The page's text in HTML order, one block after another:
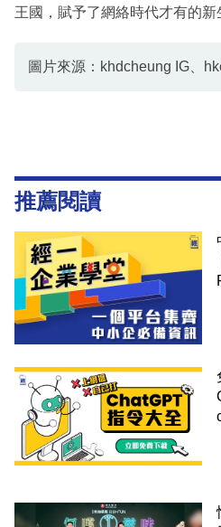
王國，賦予了網絡時代才有的新
圖片來源：khdcheung IG、
推薦閱讀